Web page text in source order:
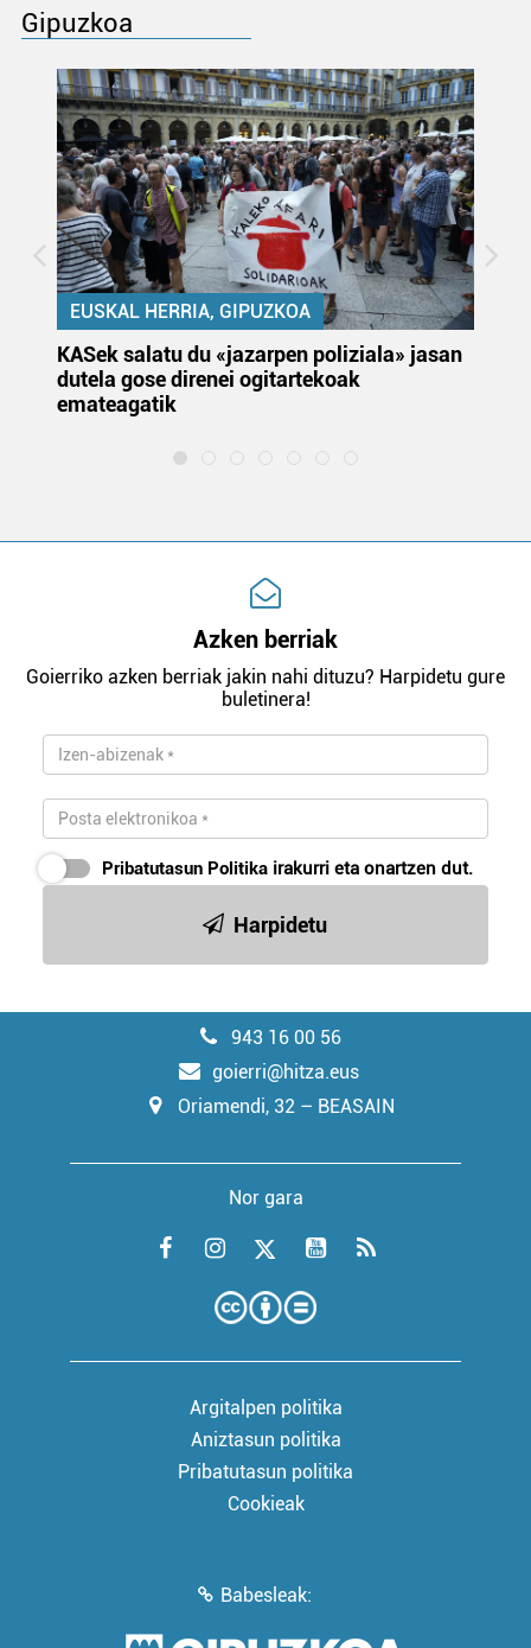
Gipuzkoa
EUSKAL HERRIA, GIPUZKOA
KASek salatu du «jazarpen poliziala» jasan
dutela gose direnei ogitartekoak
emateagatik
Azken berriak
Goierriko azken berriak jakin nahi dituzu? Harpidetu gure
buletinera!
Pribatutasun Politika irakurri eta onartzen dut.
Harpidetu
943 16 00 56
goierri@hitza.eus
Oriamendi, 32 – BEASAIN
Nor gara
Argitalpen politika
Aniztasun politika
Pribatutasun politika
Cookieak
Babesleak: